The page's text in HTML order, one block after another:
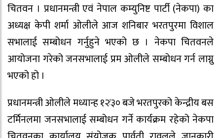
चितवन । प्रधानमन्त्री एवं नेपाल कम्युनिष्ट पार्टी (नेकपा) का
अध्यक्ष केपी शर्मा ओलीले आज शनिबार भरतपुरमा विशाल
सभालाई सम्बोधन गर्नुहुने भएको छ । नेकपा चितवनले
आयोजना गरेको जनसभालाई प्रम ओलीले सम्बोधन गर्न लाग्नु
भएको हो ।
प्रधानमन्त्री ओलीले मध्यान्ह १२ः३० बजे भरतपुरको केन्द्रीय बस
टर्मिनलमा जनसभालाई सम्बोधन गर्ने कार्यक्रम रहेको नेकपा